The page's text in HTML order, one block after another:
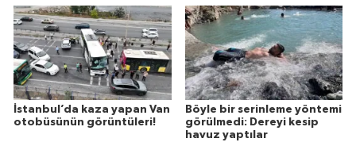
İstanbul’da kaza yapan Van
otobüsünün görüntüleri!
Böyle bir serinleme yöntemi
görülmedi: Dereyi kesip
havuz yaptılar